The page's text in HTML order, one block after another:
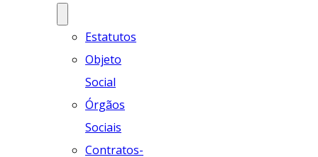
Estatutos
Objeto
Social
Órgãos
Sociais
Contratos-